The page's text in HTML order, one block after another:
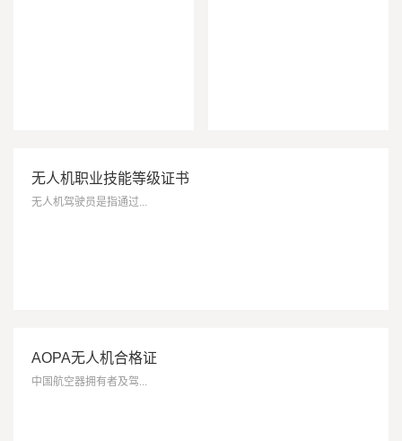
无人机职业技能等级证书
无人机驾驶员是指通过...
AOPA无人机合格证
中国航空器拥有者及驾...